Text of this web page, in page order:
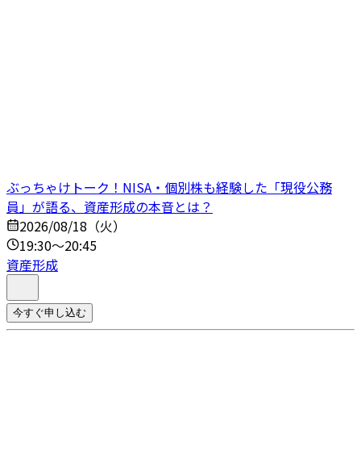
ぶっちゃけトーク！NISA・個別株も経験した「現役公務
員」が語る、資産形成の本音とは？
2026/08/18（火）
19:30～20:45
資産形成
今すぐ申し込む